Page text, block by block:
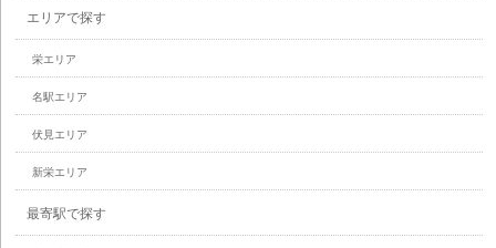
エリアで探す
栄エリア
名駅エリア
伏見エリア
新栄エリア
最寄駅で探す